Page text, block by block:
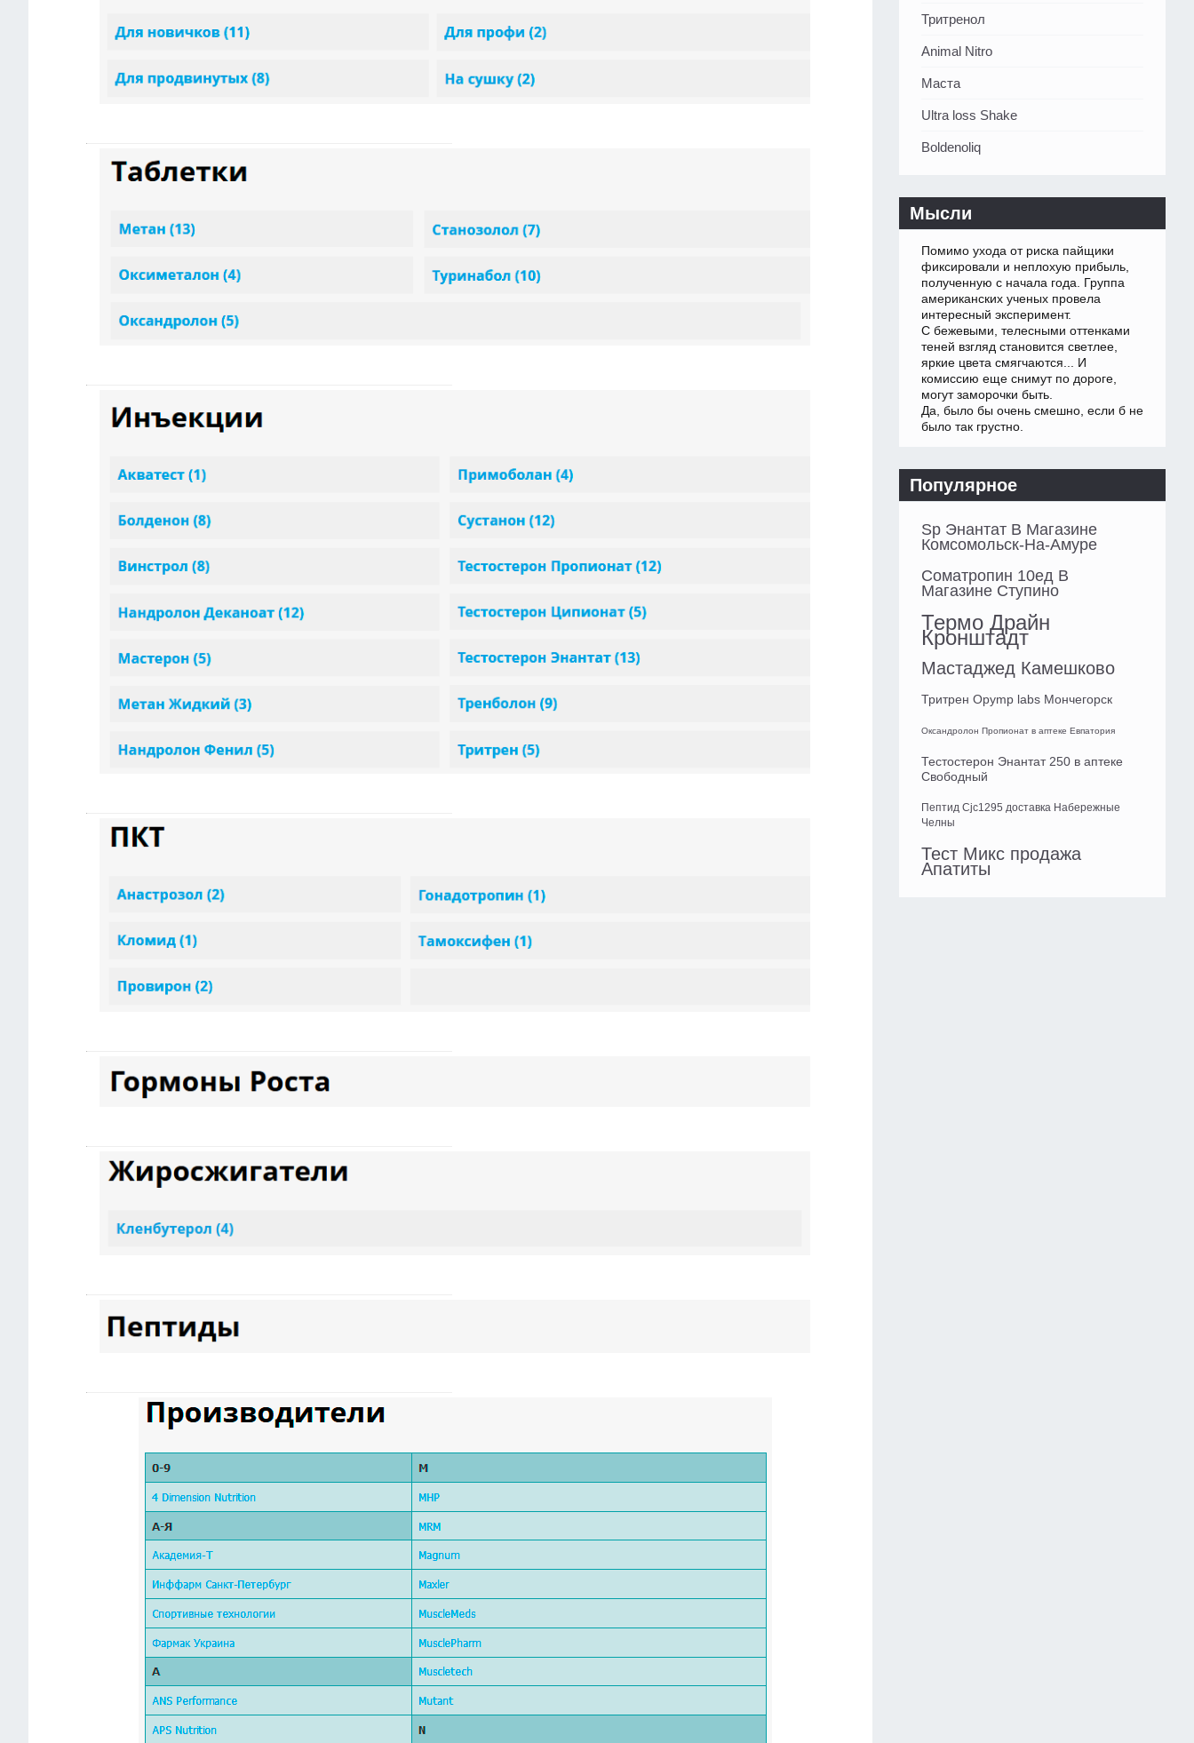
Тритренол
Animal Nitro
Маста
Ultra loss Shake
Boldenoliq
Мысли
Помимо ухода от риска пайщики
фиксировали и неплохую прибыль,
полученную с начала года. Группа
американских ученых провела
интересный эксперимент.
С бежевыми, телесными оттенками
теней взгляд становится светлее,
яркие цвета смягчаются... И
комиссию еще снимут по дороге,
могут заморочки быть.
Да, было бы очень смешно, если б не
было так грустно.
Популярное
Sp Энантат В Магазине
Комсомольск-На-Амуре
Cоматропин 10ед В
Магазине Ступино
Термо Драйн
Кронштадт
Мастаджед Камешково
Тритрен Opymp labs Мончегорск
Оксандролон Пропионат в аптеке Евпатория
Тестостерон Энантат 250 в аптеке
Свободный
Пептид Cjc1295 доставка Набережные
Челны
Тест Микс продажа
Апатиты